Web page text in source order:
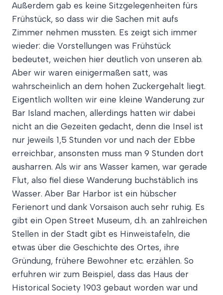
Außerdem gab es keine Sitzgelegenheiten fürs
Frühstück, so dass wir die Sachen mit aufs
Zimmer nehmen mussten. Es zeigt sich immer
wieder: die Vorstellungen was Frühstück
bedeutet, weichen hier deutlich von unseren ab.
Aber wir waren einigermaßen satt, was
wahrscheinlich an dem hohen Zuckergehalt liegt.
Eigentlich wollten wir eine kleine Wanderung zur
Bar Island machen, allerdings hatten wir dabei
nicht an die Gezeiten gedacht, denn die Insel ist
nur jeweils 1,5 Stunden vor und nach der Ebbe
erreichbar, ansonsten muss man 9 Stunden dort
ausharren. Als wir ans Wasser kamen, war gerade
Flut, also fiel diese Wanderung buchstäblich ins
Wasser. Aber Bar Harbor ist ein hübscher
Ferienort und dank Vorsaison auch sehr ruhig. Es
gibt ein Open Street Museum, d.h. an zahlreichen
Stellen in der Stadt gibt es Hinweistafeln, die
etwas über die Geschichte des Ortes, ihre
Gründung, frühere Bewohner etc. erzählen. So
erfuhren wir zum Beispiel, dass das Haus der
Historical Society 1903 gebaut worden war und